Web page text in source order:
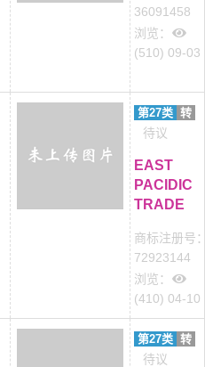
36091458
浏览：
(510) 09-03
第27类 转
待议
EAST
PACIDIC
TRADE
商标注册号
72923144
浏览：
(410) 04-10
第27类 转
待议